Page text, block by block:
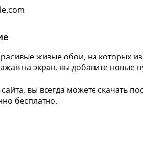
живые обои, на которых
на экран, вы добавите новые
вы всегда можете скачать
бесплатно.